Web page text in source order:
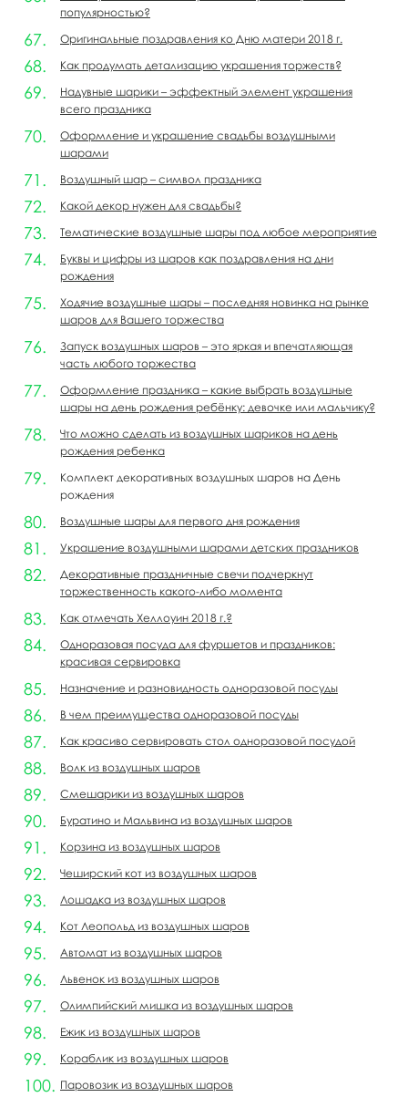
популярностью?
Оригинальные поздравления ко Дню матери 2018 г.
Как продумать детализацию украшения торжеств?
Надувные шарики – эффектный элемент украшения
всего праздника
Оформление и украшение свадьбы воздушными
шарами
Воздушный шар – символ праздника
Какой декор нужен для свадьбы?
Тематические воздушные шары под любое мероприятие
Буквы и цифры из шаров как поздравления на дни
рождения
Ходячие воздушные шары – последняя новинка на рынке
шаров для Вашего торжества
Запуск воздушных шаров – это яркая и впечатляющая
часть любого торжества
Оформление праздника – какие выбрать воздушные
шары на день рождения ребёнку: девочке или мальчику?
Что можно сделать из воздушных шариков на день
рождения ребенка
Комплект декоративных воздушных шаров на День
рождения
Воздушные шары для первого дня рождения
Украшение воздушными шарами детских праздников
Декоративные праздничные свечи подчеркнут
торжественность какого-либо момента
Как отмечать Хеллоуин 2018 г.?
Одноразовая посуда для фуршетов и праздников:
красивая сервировка
Назначение и разновидность одноразовой посуды
В чем преимущества одноразовой посуды
Как красиво сервировать стол одноразовой посудой
Волк из воздушных шаров
Смешарики из воздушных шаров
Буратино и Мальвина из воздушных шаров
Корзина из воздушных шаров
Чеширский кот из воздушных шаров
Лошадка из воздушных шаров
Кот Леопольд из воздушных шаров
Автомат из воздушных шаров
Львенок из воздушных шаров
Олимпийский мишка из воздушных шаров
Ежик из воздушных шаров
Кораблик из воздушных шаров
Паровозик из воздушных шаров